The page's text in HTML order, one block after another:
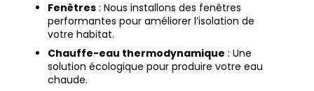
Fenêtres : Nous installons des fenêtres
performantes pour améliorer l’isolation de
votre habitat.
Chauffe-eau thermodynamique : Une
solution écologique pour produire votre eau
chaude.